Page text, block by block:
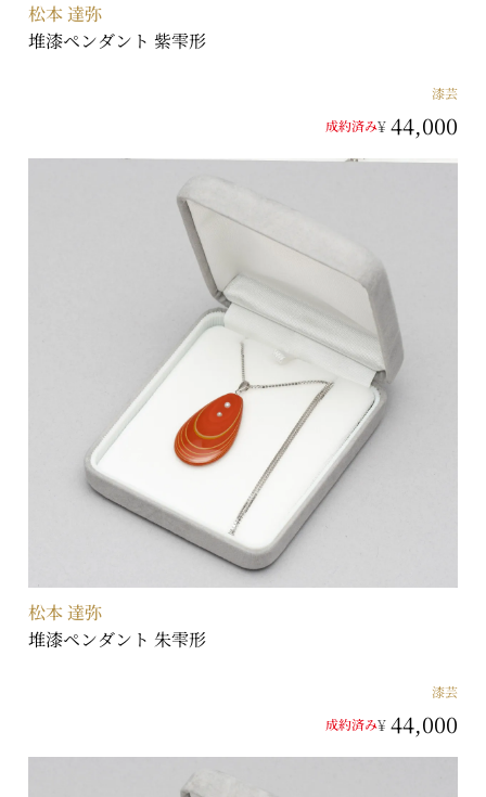
松本 達弥
堆漆ペンダント 紫雫形
漆芸
成約済み¥ 44,000
松本 達弥
堆漆ペンダント 朱雫形
漆芸
成約済み¥ 44,000